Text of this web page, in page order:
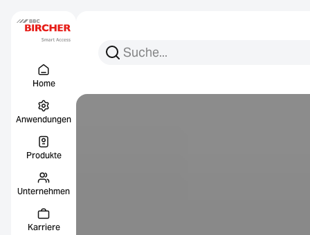
Home
Anwendungen
Produkte
Unternehmen
Karriere
Suchen Sie nach:
Suche